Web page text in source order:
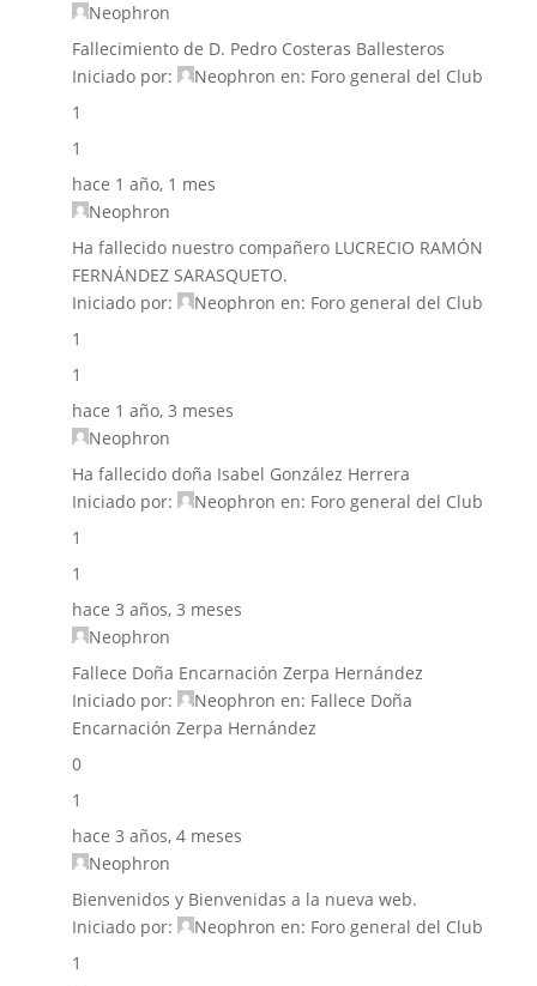
Neophron
Fallecimiento de D. Pedro Costeras Ballesteros
Iniciado por:
Neophron en: Foro general del Club
1
1
hace 1 año, 1 mes
Neophron
Ha fallecido nuestro compañero LUCRECIO RAMÓN
FERNÁNDEZ SARASQUETO.
Iniciado por:
Neophron en: Foro general del Club
1
1
hace 1 año, 3 meses
Neophron
Ha fallecido doña Isabel González Herrera
Iniciado por:
Neophron en: Foro general del Club
1
1
hace 3 años, 3 meses
Neophron
Fallece Doña Encarnación Zerpa Hernández
Iniciado por:
Neophron en: Fallece Doña
Encarnación Zerpa Hernández
0
1
hace 3 años, 4 meses
Neophron
Bienvenidos y Bienvenidas a la nueva web.
Iniciado por:
Neophron en: Foro general del Club
1